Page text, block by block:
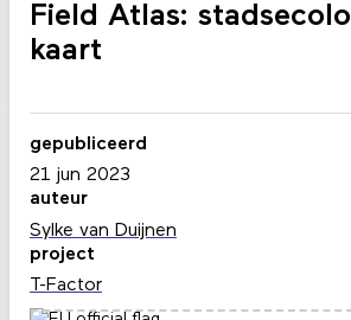
Field Atlas:
kaart
gepubliceerd
21 jun 2023
auteur
Sylke van Duijnen
project
T-Factor